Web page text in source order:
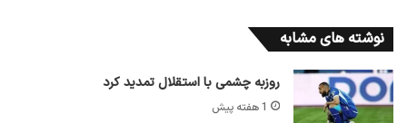
نوشته های مشابه
روزبه چشمی با استقلال تمدید کرد
1 هفته پیش